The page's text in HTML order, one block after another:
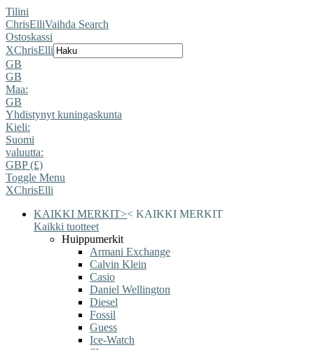
Tilini
ChrisElliVaihda Search
Ostoskassi
XChrisElli
GB
GB
Maa:
GB
Yhdistynyt kuningaskunta
Kieli:
Suomi
valuutta:
GBP (£)
Toggle Menu
XChrisElli
KAIKKI MERKIT>< KAIKKI MERKIT
Kaikki tuotteet
Huippumerkit
Armani Exchange
Calvin Klein
Casio
Daniel Wellington
Diesel
Fossil
Guess
Ice-Watch